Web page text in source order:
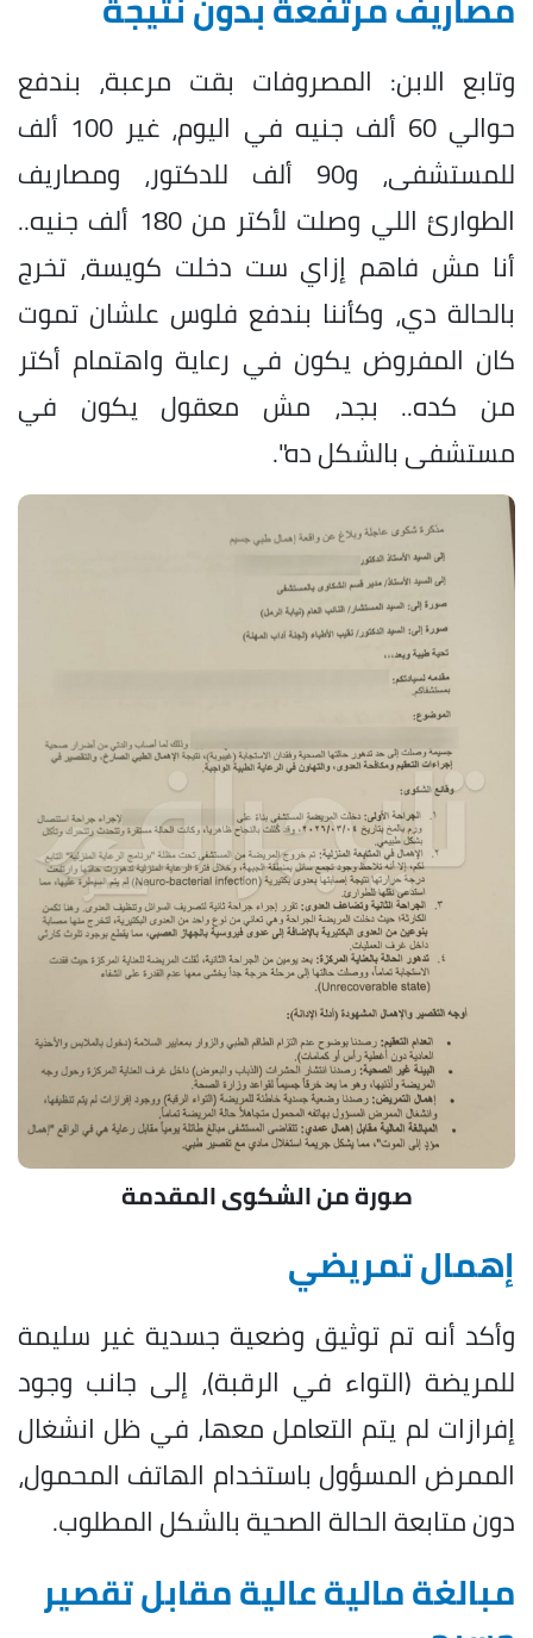
وتابع الابن: المصروفات بقت مرعبة، بندفع
حوالي 60 ألف جنيه في اليوم، غير 100 ألف
للمستشفى، و90 ألف للدكتور، ومصاريف
الطوارئ اللي وصلت لأكتر من 180 ألف جنيه..
أنا مش فاهم إزاي ست دخلت كويسة، تخرج
بالحالة دي، وكأننا بندفع فلوس علشان تموت
كان المفروض يكون في رعاية واهتمام أكتر
من كده.. بجد، مش معقول يكون في
مستشفى بالشكل ده".
صورة من الشكوى المقدمة
إهمال تمريضي
وأكد أنه تم توثيق وضعية جسدية غير سليمة
للمريضة (التواء في الرقبة)، إلى جانب وجود
إفرازات لم يتم التعامل معها، في ظل انشغال
الممرض المسؤول باستخدام الهاتف المحمول،
دون متابعة الحالة الصحية بالشكل المطلوب.
مبالغة مالية عالية مقابل تقصير